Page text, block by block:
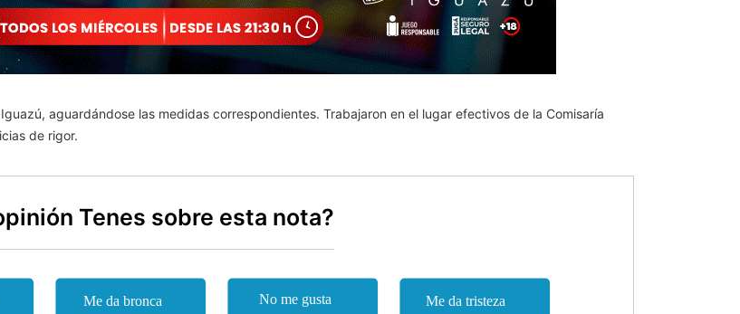
aguardándose las medidas correspondientes. Trabajaron en el lugar efectivos de la Comisaría
de rigor.
Tenes sobre esta nota?